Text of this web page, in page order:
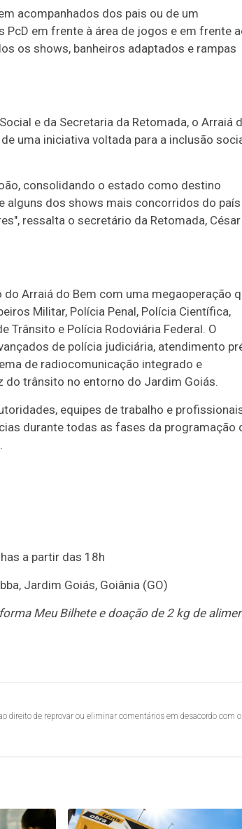
acompanhados dos pais ou de um
PcD em frente à área de jogos e em frente
os shows, banheiros adaptados e rampas
e da Secretaria da Retomada, o Arraiá
uma iniciativa voltada para a inclusão
consolidando o estado como destino
dos shows mais concorridos do
ressalta o secretário da Retomada, César
Arraiá do Bem com uma megaoperação
Militar, Polícia Penal, Polícia Científica,
Trânsito e Polícia Rodoviária Federal. O
de polícia judiciária, atendimento
de radiocomunicação integrado e
trânsito no entorno do Jardim Goiás.
equipes de trabalho e
durante todas as fases da programação
a partir das 18h
Jardim Goiás, Goiânia (GO)
Meu Bilhete e doação de 2 kg de
direito de reprovar ou eliminar comentários em desacordo com o